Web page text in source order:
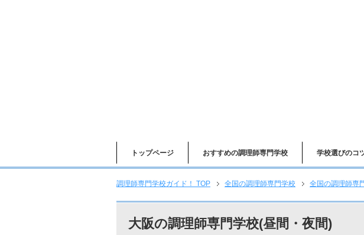
トップページ おすすめの調理師専門学校 学校選びのコ
調理師専門学校ガイド！ TOP 全国の調理師専門学校 全国の調理師専
大阪の調理師専門学校(昼間・夜間)